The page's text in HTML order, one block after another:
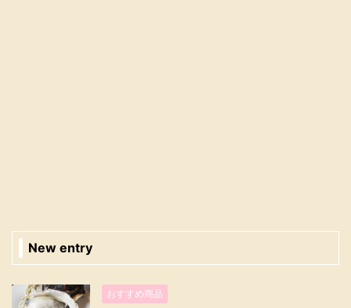
New entry
おすすめ商品